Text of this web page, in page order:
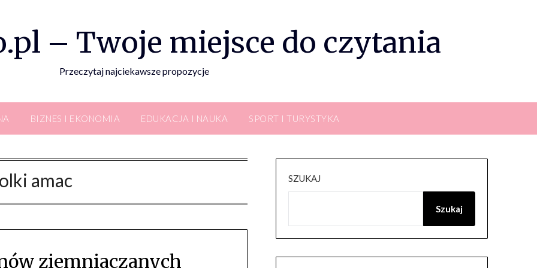
– Twoje miejsce do czytania
Przeczytaj najciekawsze propozycje
BIZNES I EKONOMIA EDUKACJA I NAUKA SPORT I TURYSTYKA
amac
ziemniaczanych
SZUKAJ
Szukaj